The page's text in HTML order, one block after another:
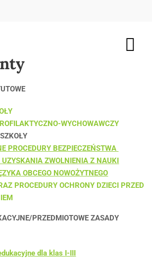
WYCHOWAWCZY
PROCEDURY BEZPIECZEŃSTWA
UZYSKANIA ZWOLNIENIA Z NAUKI
OBCEGO NOWOŻYTNEGO
PROCEDURY OCHRONY DZIECI PRZED
PRZEDMIOTOWE ZASADY
dla klas I-III